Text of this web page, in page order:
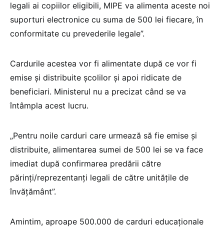
legali ai copiilor eligibili, MIPE va alimenta aceste noi
suporturi electronice cu suma de 500 lei fiecare, în
conformitate cu prevederile legale”.
Cardurile acestea vor fi alimentate după ce vor fi
emise și distribuite școlilor și apoi ridicate de
beneficiari. Ministerul nu a precizat când se va
întâmpla acest lucru.
„Pentru noile carduri care urmează să fie emise și
distribuite, alimentarea sumei de 500 lei se va face
imediat după confirmarea predării către
părinți/reprezentanți legali de către unitățile de
învățământ”.
Amintim, aproape 500.000 de carduri educaționale